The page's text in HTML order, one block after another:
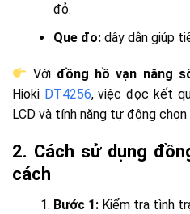
đỏ.
Que đo:dây dẫn giúp
Với đồng hồ vạn năng
Hioki DT4256, việc đọc kết
LCD và tính năng tự động
2. Cách sử dụng
cách
Bước 1:Kiểm tra tình